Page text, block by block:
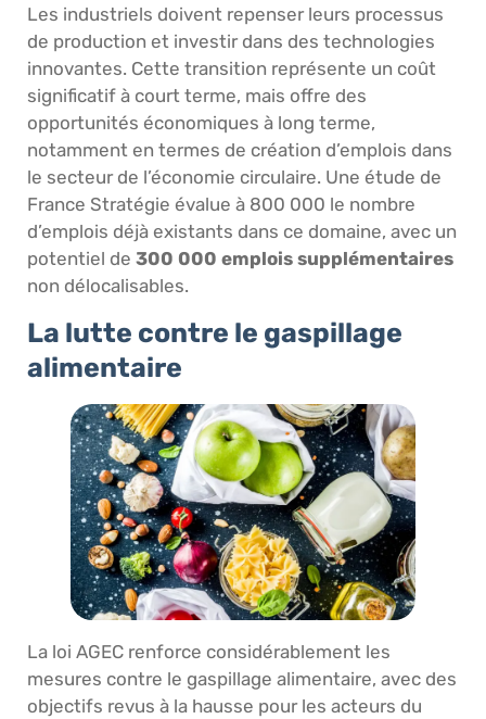
Les industriels doivent repenser leurs processus
de production et investir dans des technologies
innovantes. Cette transition représente un coût
significatif à court terme, mais offre des
opportunités économiques à long terme,
notamment en termes de création d’emplois dans
le secteur de l’économie circulaire. Une étude de
France Stratégie évalue à 800 000 le nombre
d’emplois déjà existants dans ce domaine, avec un
potentiel de 300 000 emplois supplémentaires
non délocalisables.
La lutte contre le gaspillage
alimentaire
La loi AGEC renforce considérablement les
mesures contre le gaspillage alimentaire, avec des
objectifs revus à la hausse pour les acteurs du